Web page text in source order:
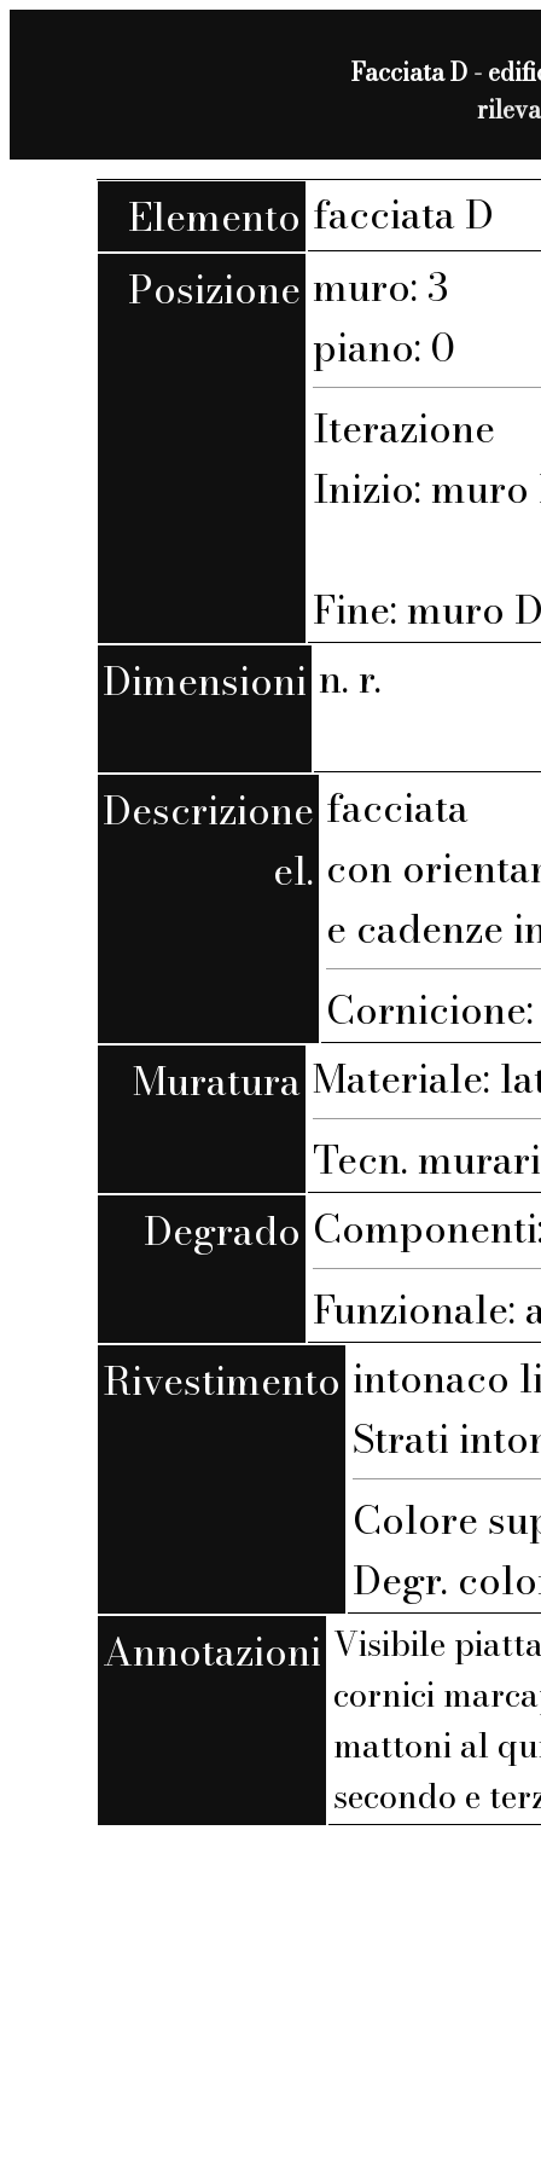
Facciata D -
Elemento facciata D
Posizione muro: 3
piano: 0
Iterazione
Inizio: muro
Fine: muro
Dimensioni n. r.
Descrizione
el.
facciata
con
e cadenze
Muratura Materiale:
Tecn.
Degrado
Funzionale:
Rivestimento intonaco
Strati
Colore
Degr.
Annotazioni Visibile
cornici
mattoni al
secondo e